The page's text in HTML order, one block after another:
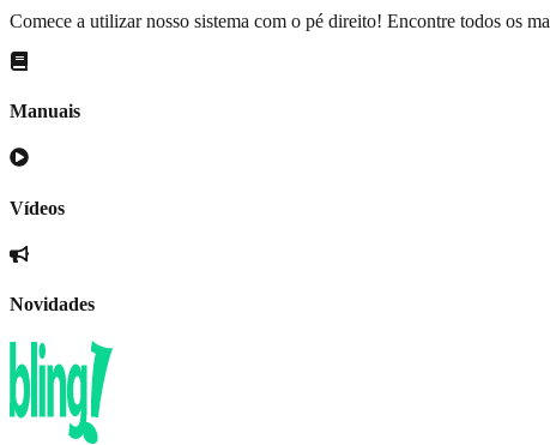
Comece a utilizar nosso sistema com o pé direito! Encontre todos os
Manuais
Vídeos
Novidades